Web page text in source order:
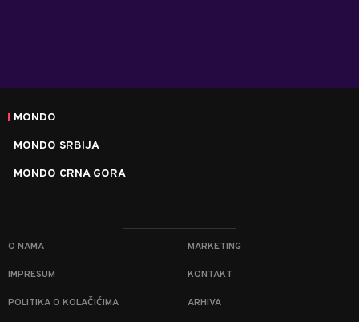
MONDO
MONDO SRBIJA
MONDO CRNA GORA
O NAMA MARKETING
IMPRESUM KONTAKT
POLITIKA O KOLAČIĆIMA ARHIVA